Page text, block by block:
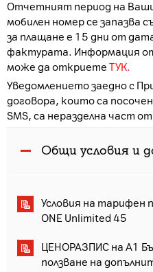
Отчетният период на
мобилен номер се запазва
за плащане е 15 дни от
фактурата. Информация
може да откриете ТУК.
Уведомлението заедно с
договора, които са
SMS, са неразделна част
Общи условия и
Условия на тарифен
ONE Unlimited 45
ЦЕНОРАЗПИС на А1
ползване на